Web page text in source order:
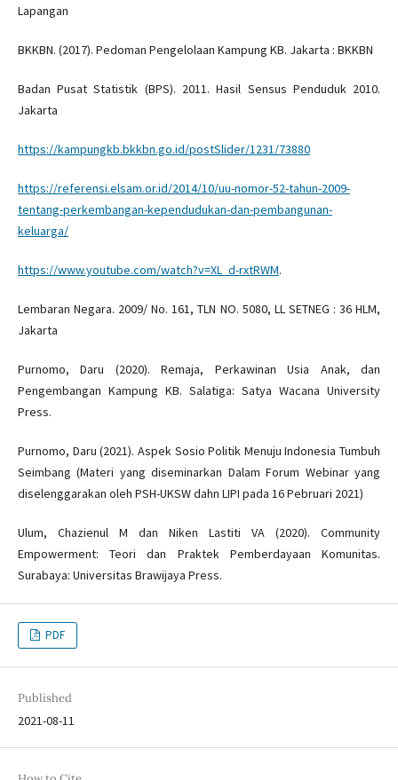
Lapangan
BKKBN. (2017). Pedoman Pengelolaan Kampung KB. Jakarta : BKKBN
Badan Pusat Statistik (BPS). 2011. Hasil Sensus Penduduk 2010.
Jakarta
https://kampungkb.bkkbn.go.id/postSlider/1231/73880
https://referensi.elsam.or.id/2014/10/uu-nomor-52-tahun-2009-
tentang-perkembangan-kependudukan-dan-pembangunan-
keluarga/
https://www.youtube.com/watch?v=XL_d-rxtRWM.
Lembaran Negara. 2009/ No. 161, TLN NO. 5080, LL SETNEG : 36 HLM,
Jakarta
Purnomo, Daru (2020). Remaja, Perkawinan Usia Anak, dan
Pengembangan Kampung KB. Salatiga: Satya Wacana University
Press.
Purnomo, Daru (2021). Aspek Sosio Politik Menuju Indonesia Tumbuh
Seimbang (Materi yang diseminarkan Dalam Forum Webinar yang
diselenggarakan oleh PSH-UKSW dahn LIPI pada 16 Pebruari 2021)
Ulum, Chazienul M dan Niken Lastiti VA (2020). Community
Empowerment: Teori dan Praktek Pemberdayaan Komunitas.
Surabaya: Universitas Brawijaya Press.
PDF
Published
2021-08-11